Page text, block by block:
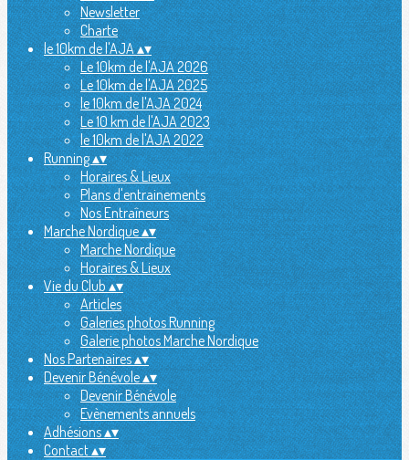
Newsletter
Charte
le 10km de l'AJA▴▾
Le 10km de l'AJA 2026
Le 10km de l'AJA 2025
le 10km de l'AJA 2024
Le 10 km de l'AJA 2023
le 10km de l'AJA 2022
Running▴▾
Horaires & Lieux
Plans d'entrainements
Nos Entraîneurs
Marche Nordique▴▾
Marche Nordique
Horaires & Lieux
Vie du Club▴▾
Articles
Galeries photos Running
Galerie photos Marche Nordique
Nos Partenaires▴▾
Devenir Bénévole▴▾
Devenir Bénévole
Evènements annuels
Adhésions▴▾
Contact▴▾